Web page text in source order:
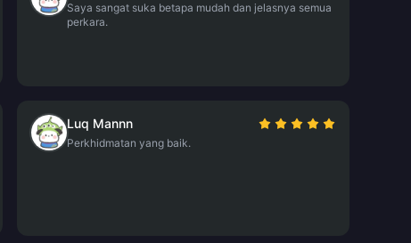
Saya sangat suka betapa mudah dan jelasnya semua
perkara.
Luq Mannn
Perkhidmatan yang baik.